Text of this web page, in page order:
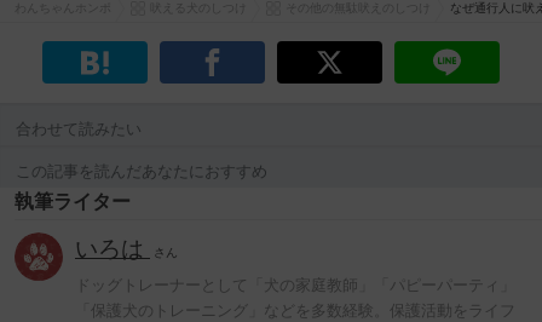
その他の無駄吠えのしつけ なぜ通行人に吠
合わせて読みたい
この記事を読んだあなたにおすすめ
執筆ライター
いろは さん
ドッグトレーナーとして「犬の家庭教師」「パピーパーティ」
「保護犬のトレーニング」などを多数経験。保護活動をライフ